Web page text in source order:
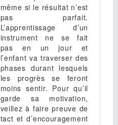
même si le résultat n’est
pas parfait.
L’apprentissage d’un
instrument ne se fait
pas en un jour et
l’enfant va traverser des
phases durant lesquels
les progrès se feront
moins sentir. Pour qu’il
garde sa motivation,
veillez à faire preuve de
tact et d’encouragement